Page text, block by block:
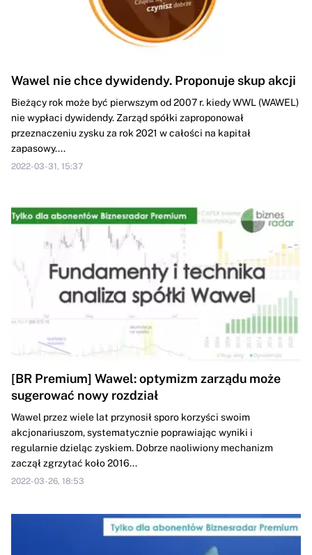
Wawel nie chce dywidendy. Proponuje skup akcji
Bieżący rok może być pierwszym od 2007 r. kiedy WWL (WAWEL)
nie wypłaci dywidendy. Zarząd spółki zaproponował
przeznaczeniu zysku za rok 2021 w całości na kapitał
zapasowy....
2022-03-31, 15:37
[BR Premium] Wawel: optymizm zarządu może
sugerować nowy rozdział
Wawel przez wiele lat przynosił sporo korzyści swoim
akcjonariuszom, systematycznie poprawiając wyniki i
regularnie dzieląc zyskiem. Dobrze naoliwiony mechanizm
zaczął zgrzytać koło 2016...
2022-03-26, 18:53